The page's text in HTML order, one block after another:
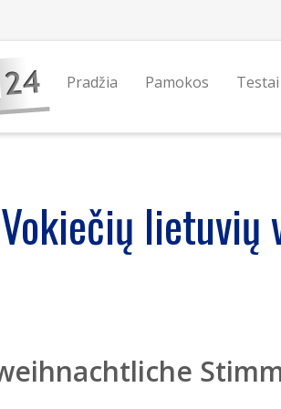
Pradžia Pamokos Testai
Vokiečių lietuvių